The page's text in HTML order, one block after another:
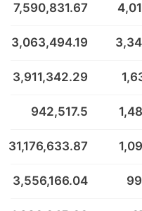
7,590,831.67
3,063,494.19
3,911,342.29
942,517.5
31,176,633.87
3,556,166.04